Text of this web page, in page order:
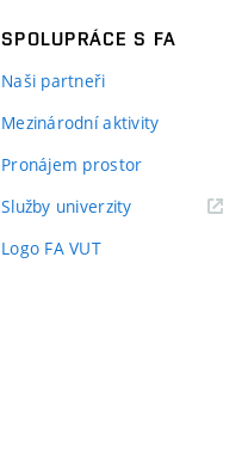
SPOLUPRÁCE S FA
Naši partneři
Mezinárodní aktivity
Pronájem prostor
Služby univerzity
Logo FA VUT